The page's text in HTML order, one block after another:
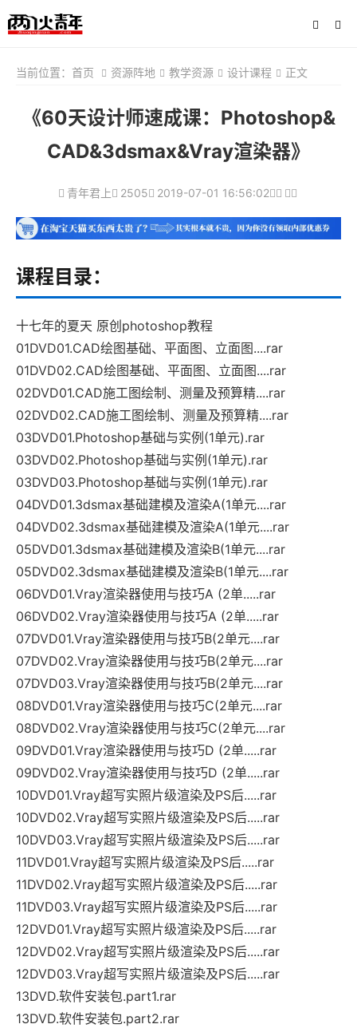
当前位置： 首页 资源阵地 教学资源 设计课程 正文
《60天设计师速成课：Photoshop&
CAD&3dsmax&Vray渲染器》
青年君上 2505 2019-07-01 16:56:02
课程目录：
十七年的夏天 原创photoshop教程
01DVD01.CAD绘图基础、平面图、立面图....rar
01DVD02.CAD绘图基础、平面图、立面图....rar
02DVD01.CAD施工图绘制、测量及预算精....rar
02DVD02.CAD施工图绘制、测量及预算精....rar
03DVD01.Photoshop基础与实例(1单元).rar
03DVD02.Photoshop基础与实例(1单元).rar
03DVD03.Photoshop基础与实例(1单元).rar
04DVD01.3dsmax基础建模及渲染A(1单元....rar
04DVD02.3dsmax基础建模及渲染A(1单元....rar
05DVD01.3dsmax基础建模及渲染B(1单元....rar
05DVD02.3dsmax基础建模及渲染B(1单元....rar
06DVD01.Vray渲染器使用与技巧A (2单.....rar
06DVD02.Vray渲染器使用与技巧A (2单.....rar
07DVD01.Vray渲染器使用与技巧B(2单元....rar
07DVD02.Vray渲染器使用与技巧B(2单元....rar
07DVD03.Vray渲染器使用与技巧B(2单元....rar
08DVD01.Vray渲染器使用与技巧C(2单元....rar
08DVD02.Vray渲染器使用与技巧C(2单元....rar
09DVD01.Vray渲染器使用与技巧D (2单.....rar
09DVD02.Vray渲染器使用与技巧D (2单.....rar
10DVD01.Vray超写实照片级渲染及PS后.....rar
10DVD02.Vray超写实照片级渲染及PS后.....rar
10DVD03.Vray超写实照片级渲染及PS后.....rar
11DVD01.Vray超写实照片级渲染及PS后.....rar
11DVD02.Vray超写实照片级渲染及PS后.....rar
11DVD03.Vray超写实照片级渲染及PS后.....rar
12DVD01.Vray超写实照片级渲染及PS后.....rar
12DVD02.Vray超写实照片级渲染及PS后.....rar
12DVD03.Vray超写实照片级渲染及PS后.....rar
13DVD.软件安装包.part1.rar
13DVD.软件安装包.part2.rar